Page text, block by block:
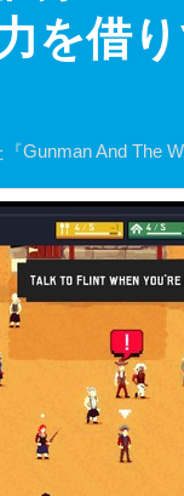
を借
Gunman And The